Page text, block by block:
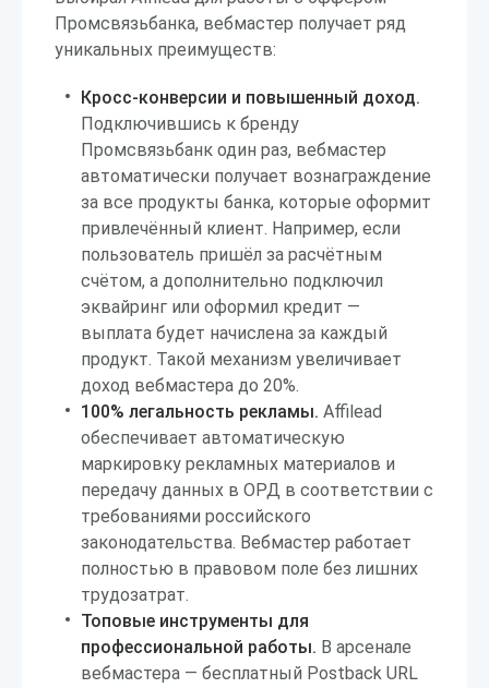
Промсвязьбанка, вебмастер получает ряд
уникальных преимуществ:
Кросс-конверсии и повышенный доход.
Подключившись к бренду
Промсвязьбанк один раз, вебмастер
автоматически получает вознаграждение
за все продукты банка, которые оформит
привлечённый клиент. Например, если
пользователь пришёл за расчётным
счётом, а дополнительно подключил
эквайринг или оформил кредит —
выплата будет начислена за каждый
продукт. Такой механизм увеличивает
доход вебмастера до 20%.
100% легальность рекламы. Affilead
обеспечивает автоматическую
маркировку рекламных материалов и
передачу данных в ОРД в соответствии с
требованиями российского
законодательства. Вебмастер работает
полностью в правовом поле без лишних
трудозатрат.
Топовые инструменты для
профессиональной работы. В арсенале
вебмастера — бесплатный Postback URL